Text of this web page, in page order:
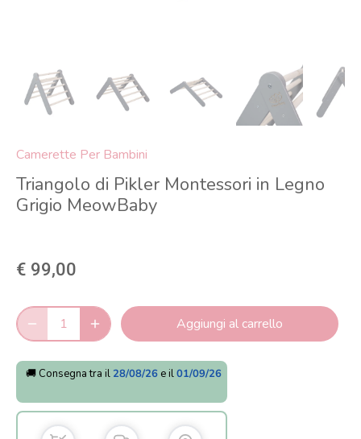
Camerette Per Bambini
Triangolo di Pikler Montessori in Legno
Grigio MeowBaby
€ 99,00
Aggiungi al carrello
🚚 Consegna tra il 28/08/26 e il01/09/26